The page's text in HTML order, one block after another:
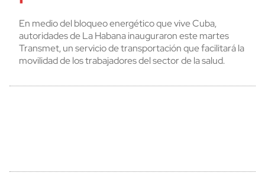
En medio del bloqueo energético que vive Cuba,
autoridades de La Habana inauguraron este martes
Transmet, un servicio de transportación que facilitará la
movilidad de los trabajadores del sector de la salud.